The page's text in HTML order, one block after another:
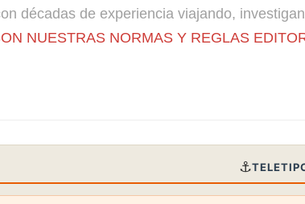
décadas de experiencia viajando,
NUESTRAS NORMAS Y REGLAS
⚓